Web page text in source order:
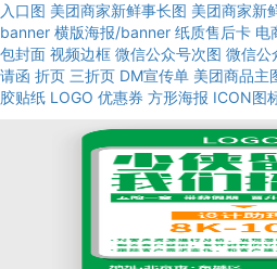
入口图 美团商家新鲜事长图 美团商家新
banner 横版海报/banner 纸质售后卡 电
包封面 视频边框 微信公众号次图 微信公
请函 折页 三折页 DM宣传单 美团商品主
胶贴纸 LOGO 优惠券 方形海报 ICON图